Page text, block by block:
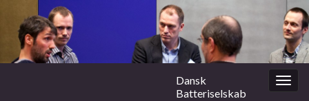
Dansk
Batteriselskab